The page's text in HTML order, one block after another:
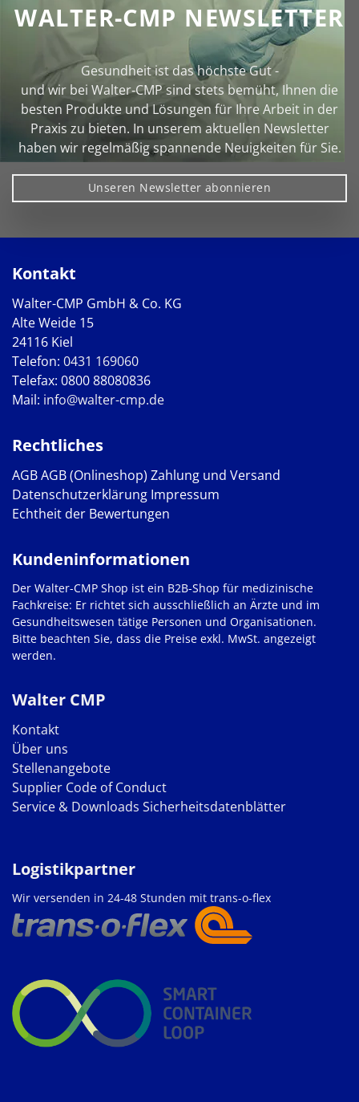
WALTER-CMP NEWSLETTER
Gesundheit ist das höchste Gut -
und wir bei Walter‑CMP sind stets bemüht, Ihnen die
besten Produkte und Lösungen für Ihre Arbeit in der
Praxis zu bieten. In unserem aktuellen Newsletter
haben wir regelmäßig spannende Neuigkeiten für Sie.
Unseren Newsletter abonnieren
Kontakt
Walter-CMP GmbH & Co. KG
Alte Weide 15
24116 Kiel
Telefon: 0431 169060
Telefax: 0800 88080836
Mail: info@walter-cmp.de
Rechtliches
AGBAGB (Onlineshop) Zahlung und Versand
Datenschutzerklärung Impressum
Echtheit der Bewertungen
Walter CMP
Kontakt
Über uns
Stellenangebote
Supplier Code of Conduct
Service & Downloads Sicherheitsdatenblätter
Kundeninformationen
Der Walter-CMP Shop ist ein B2B-Shop für medizinische
Fachkreise: Er richtet sich ausschließlich an Ärzte und im
Gesundheitswesen tätige Personen und Organisationen.
Bitte beachten Sie, dass die Preise exkl. MwSt. angezeigt
werden.
Logistikpartner
Wir versenden in 24-48 Stunden mit trans-o-flex